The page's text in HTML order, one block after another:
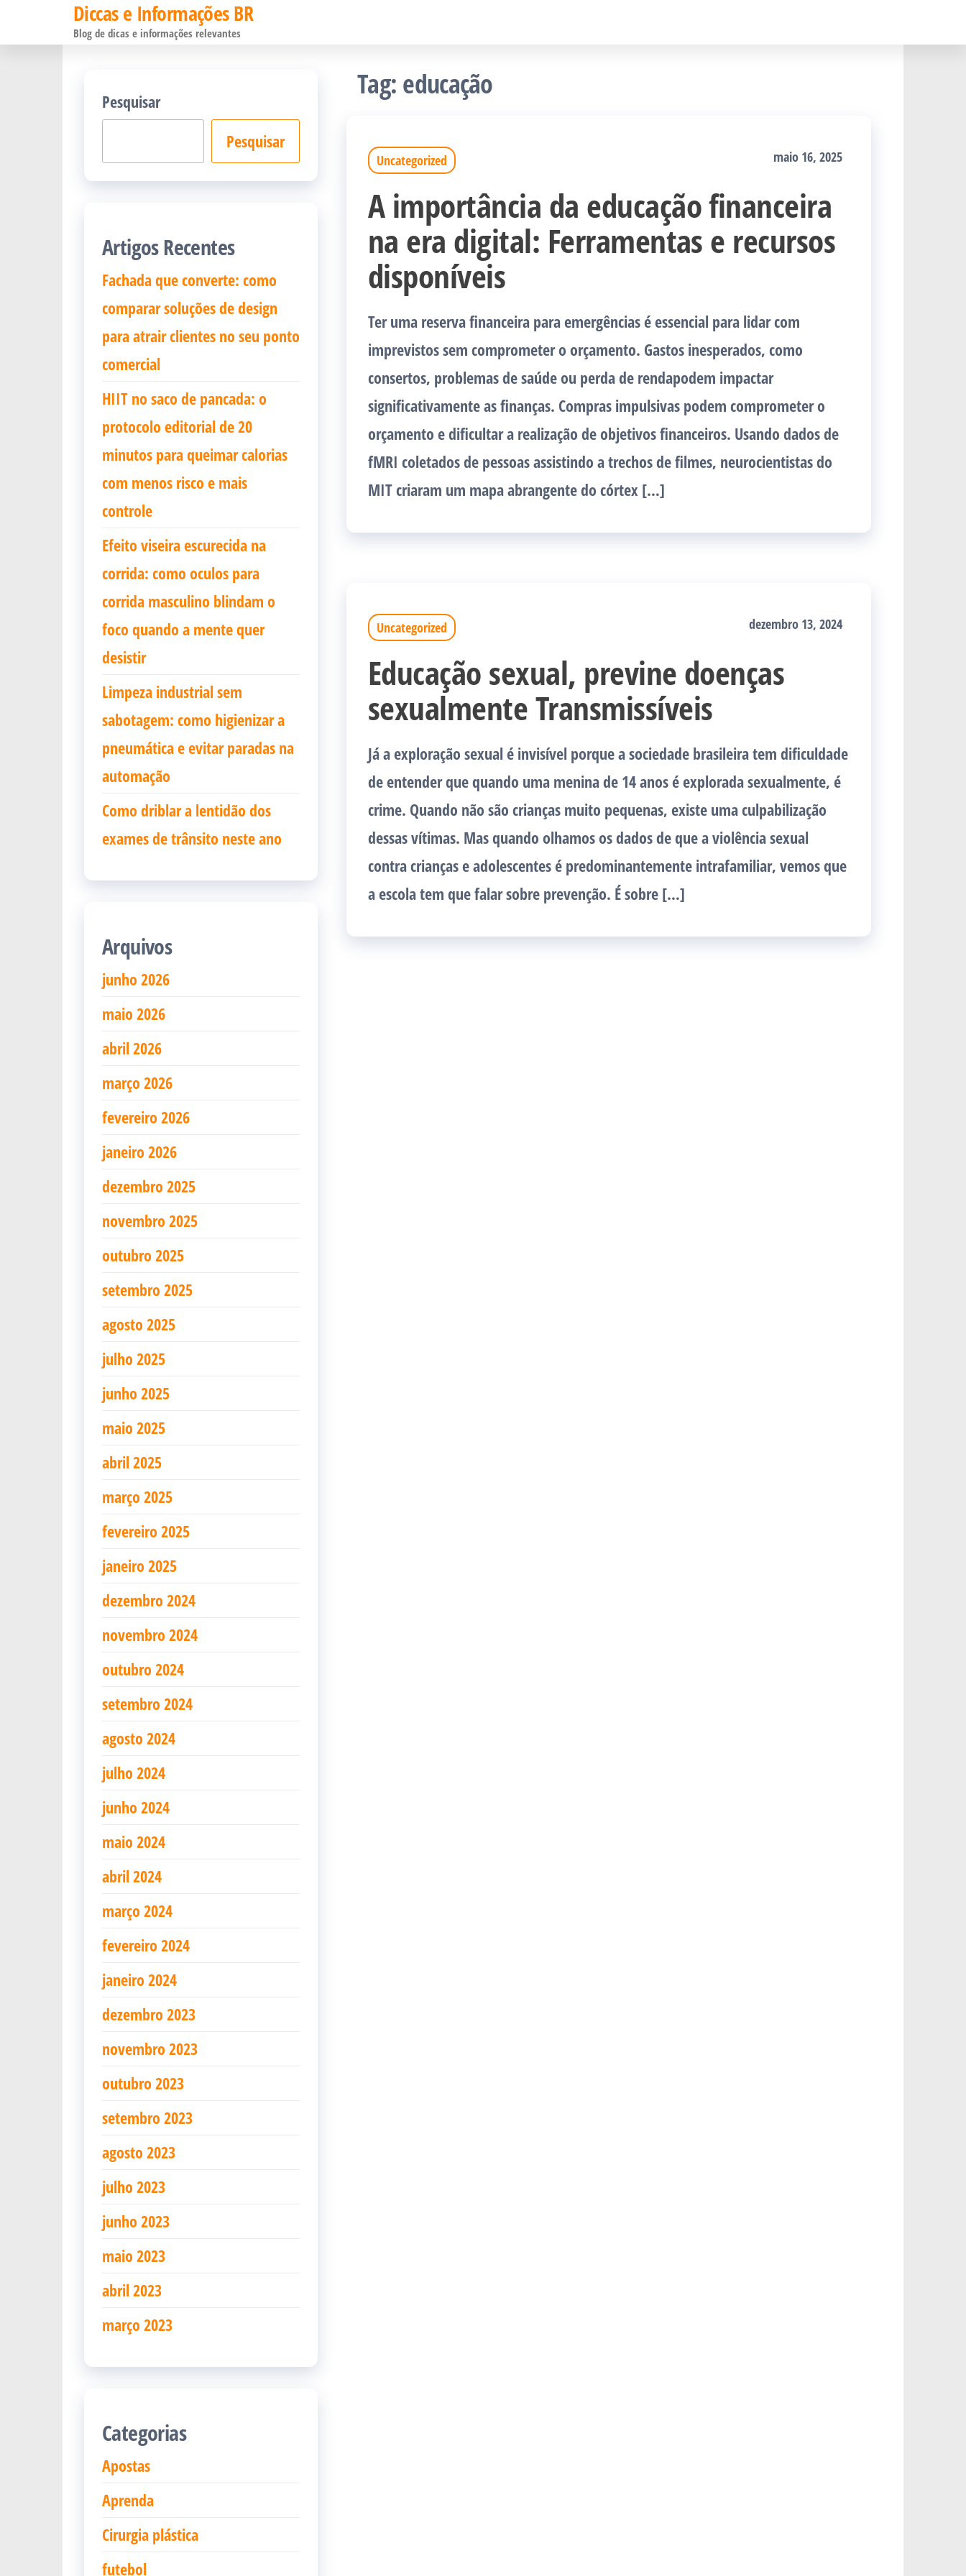
para
Diccas e Informações BR
Blog de dicas e informações relevantes
Tag: educação
Uncategorized maio 16, 2025
A importância da educação financeira
na era digital: Ferramentas e recursos
disponíveis
Ter uma reserva financeira para emergências é essencial para lidar com
imprevistos sem comprometer o orçamento. Gastos inesperados, como
consertos, problemas de saúde ou perda de rendapodem impactar
significativamente as finanças. Compras impulsivas podem comprometer o
orçamento e dificultar a realização de objetivos financeiros. Usando dados de
fMRI coletados de pessoas assistindo a trechos de filmes, neurocientistas do
MIT criaram um mapa abrangente do córtex […]
Uncategorized dezembro 13, 2024
Educação sexual, previne doenças
sexualmente Transmissíveis
Já a exploração sexual é invisível porque a sociedade brasileira tem dificuldade
de entender que quando uma menina de 14 anos é explorada sexualmente, é
crime. Quando não são crianças muito pequenas, existe uma culpabilização
dessas vítimas. Mas quando olhamos os dados de que a violência sexual
contra crianças e adolescentes é predominantemente intrafamiliar, vemos que
a escola tem que falar sobre prevenção. É sobre […]
Pesquisar
Pesquisar
Artigos Recentes
Fachada que converte: como
comparar soluções de design
para atrair clientes no seu ponto
comercial
HIIT no saco de pancada: o
protocolo editorial de 20
minutos para queimar calorias
com menos risco e mais
controle
Efeito viseira escurecida na
corrida: como oculos para
corrida masculino blindam o
foco quando a mente quer
desistir
Limpeza industrial sem
sabotagem: como higienizar a
pneumática e evitar paradas na
automação
Como driblar a lentidão dos
exames de trânsito neste ano
Arquivos
junho 2026
maio 2026
abril 2026
março 2026
fevereiro 2026
janeiro 2026
dezembro 2025
novembro 2025
outubro 2025
setembro 2025
agosto 2025
julho 2025
junho 2025
maio 2025
abril 2025
março 2025
fevereiro 2025
janeiro 2025
dezembro 2024
novembro 2024
outubro 2024
setembro 2024
agosto 2024
julho 2024
junho 2024
maio 2024
abril 2024
março 2024
fevereiro 2024
janeiro 2024
dezembro 2023
novembro 2023
outubro 2023
setembro 2023
agosto 2023
julho 2023
junho 2023
maio 2023
abril 2023
março 2023
Categorias
Apostas
Aprenda
Cirurgia plástica
futebol